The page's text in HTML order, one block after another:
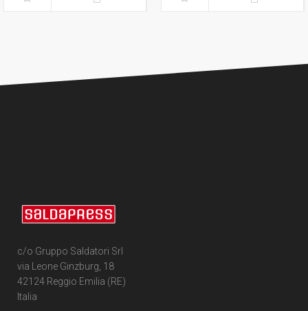
c/o Gruppo Saldatori Srl
via Leone Ginzburg, 18
42124 Reggio Emilia (RE)
Italia